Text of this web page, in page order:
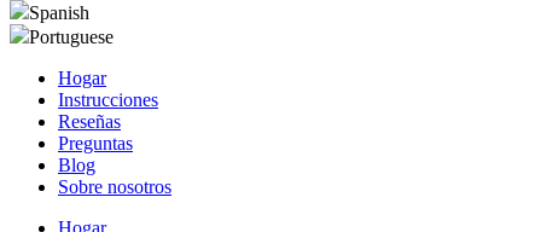
Spanish
Portuguese
Hogar
Instrucciones
Reseñas
Preguntas
Blog
Sobre nosotros
Hogar